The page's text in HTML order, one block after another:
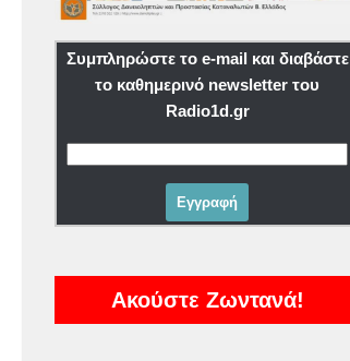
Συμπληρώστε το e-mail και διαβάστε
το καθημερινό newsletter του
Radio1d.gr
Ακούστε Ζωντανά!